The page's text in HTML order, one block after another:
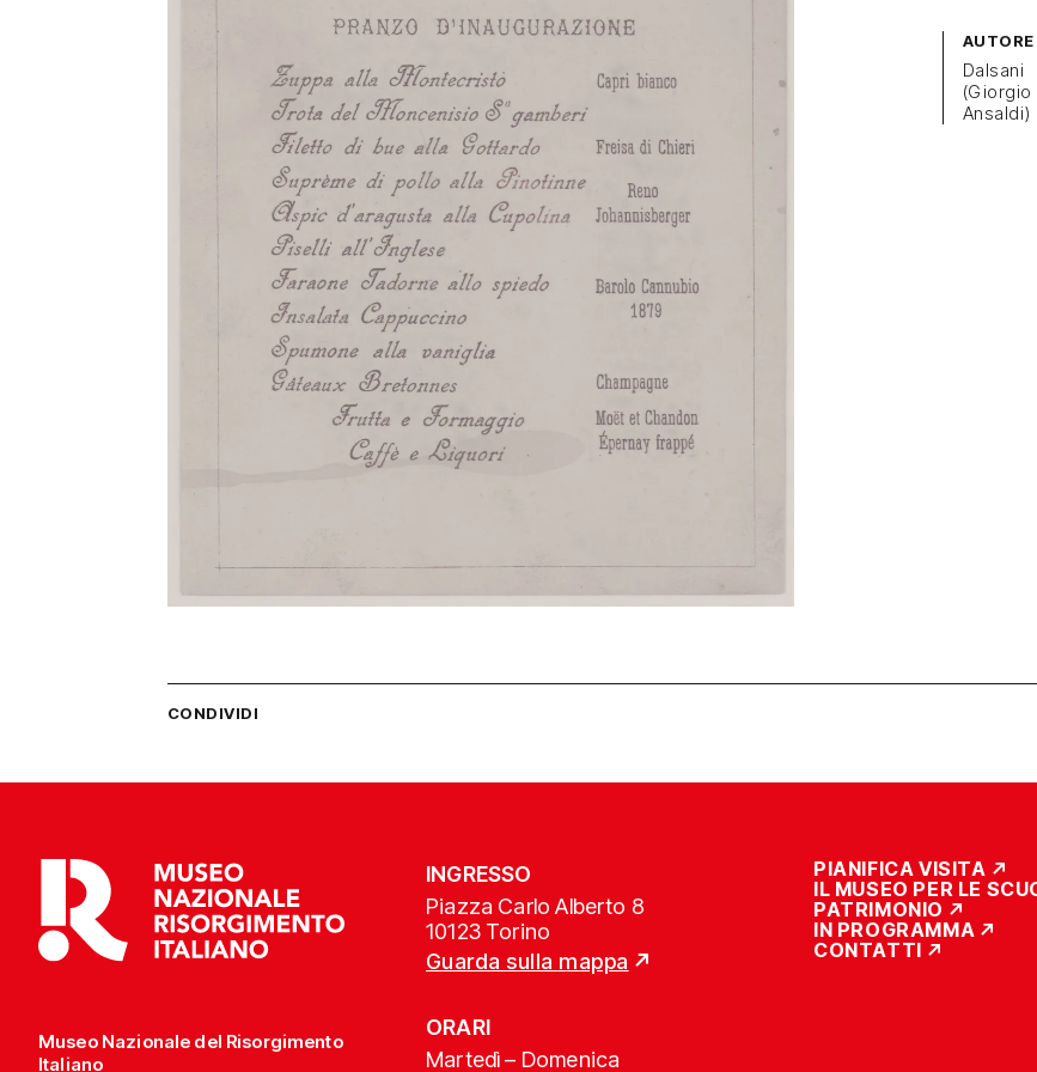
AUTORE
Dalsani
(Giorgio
Ansaldi)
CONDIVIDI
Museo Nazionale del Risorgimento
Italiano
INGRESSO
Piazza Carlo Alberto 8
10123 Torino
Guarda sulla mappa
ORARI
Martedì – Domenica
PIANIFICA VISITA
IL MUSEO PER LE
PATRIMONIO
IN PROGRAMMA
CONTATTI